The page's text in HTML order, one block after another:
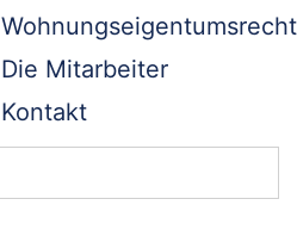
Wohnungseigentumsrecht
Die Mitarbeiter
Kontakt